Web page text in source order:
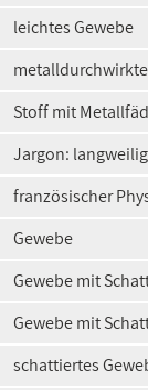
leichtes Gewebe
Stoff mit
Jargon: langweilig
französischer
Gewebe
Gewebe mit
Gewebe mit
schattiertes